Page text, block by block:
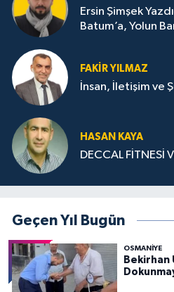
Ersin Şimşek
Batum’a, Yolun
FAKIR YILMAZ
İnsan, İletişim ve
HASAN KAYA
DECCAL FİTNESİ
Geçen Yıl Bugün
OSMANIYE
Bekirhan